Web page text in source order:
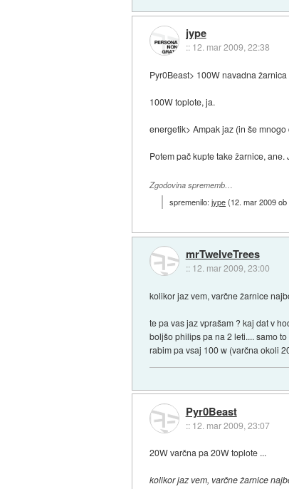
jype
:: 12. mar 2009, 22:38
Pyr0Beast> 100W navadna
100W toplote, ja.
energetik> Ampak jaz (in še
Potem pač kupte take žarnice,
Zgodovina sprememb…
spremenilo:jype(12. mar 2009
mrTwelveTrees
:: 12. mar 2009, 23:00
kolikor jaz vem, varčne žarnice
te pa vas jaz vprašam ? kaj dat v
boljšo philips pa na 2 leti.... samo
rabim pa vsaj 100 w (varčna okoli
Pyr0Beast
:: 12. mar 2009, 23:07
20W varčna pa 20W toplote ...
kolikor jaz vem, varčne žarnice